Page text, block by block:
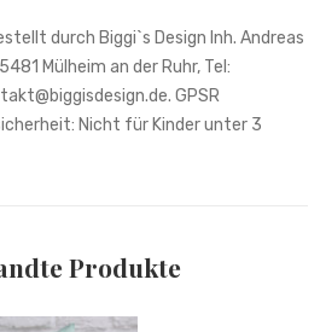
Produkte